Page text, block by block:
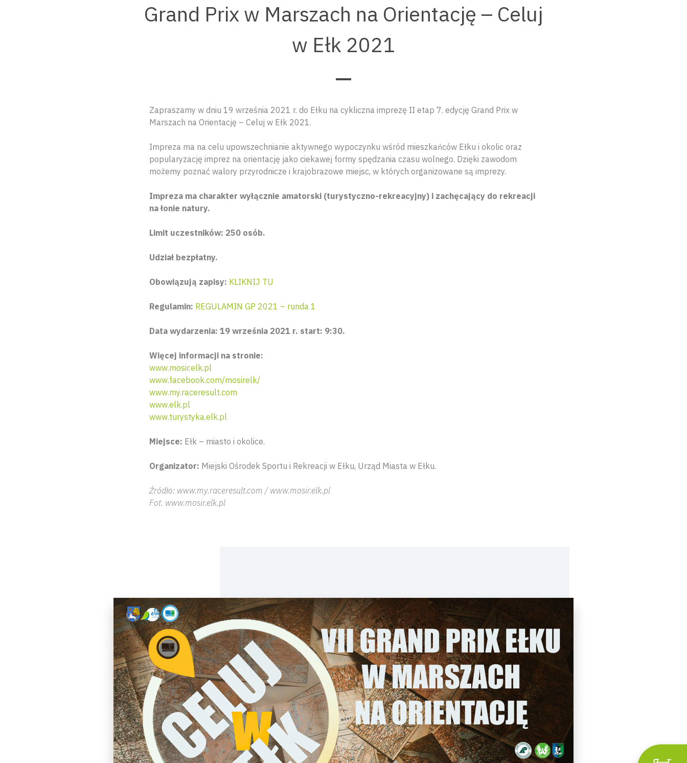
Grand Prix w Marszach na Orientację – Celuj
w Ełk 2021
Zapraszamy w dniu 19 września 2021 r. do Ełku na cykliczna imprezę II etap 7. edycję Grand Prix w
Marszach na Orientację – Celuj w Ełk 2021.
Impreza ma na celu upowszechnianie aktywnego wypoczynku wśród mieszkańców Ełku i okolic oraz
popularyzację imprez na orientację jako ciekawej formy spędzania czasu wolnego. Dzięki zawodom
możemy poznać walory przyrodnicze i krajobrazowe miejsc, w których organizowane są imprezy.
Impreza ma charakter wyłącznie amatorski (turystyczno-rekreacyjny) i zachęcający do rekreacji
na łonie natury.
Limit uczestników: 250 osób.
Udział bezpłatny.
Obowiązują zapisy: KLIKNIJ TU
Regulamin: REGULAMIN GP 2021 – runda 1
Data wydarzenia: 19 września 2021 r. start: 9:30.
Więcej informacji na stronie:
www.mosir.elk.pl
www.facebook.com/mosirelk/
www.my.raceresult.com
www.elk.pl
www.turystyka.elk.pl
Miejsce: Ełk – miasto i okolice.
Organizator: Miejski Ośrodek Sportu i Rekreacji w Ełku, Urząd Miasta w Ełku.
Źródło: www.my.raceresult.com / www.mosir.elk.pl
Fot. www.mosir.elk.pl